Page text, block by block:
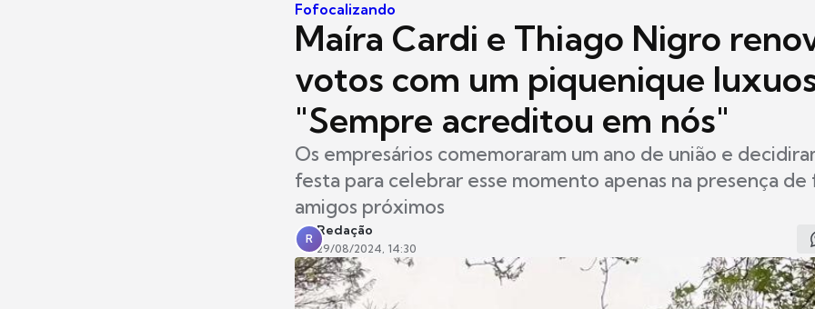
Fofocalizando
Maíra Cardi e Thiago Nigro
votos com um piquenique
"Sempre acreditou em nós"
Os empresários comemoraram um ano de união e
festa para celebrar esse momento apenas na presença de
amigos próximos
R
Redação
29/08/2024, 14:30